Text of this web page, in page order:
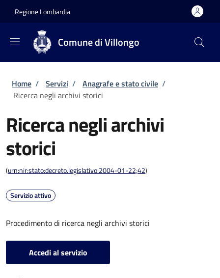
Regione Lombardia
Comune di Villongo
Briciole di pane
Home / Servizi / Anagrafe e stato civile /
Ricerca negli archivi storici
Ricerca negli archivi
storici
(urn:nir:stato:decreto.legislativo:2004-01-22;42)
Servizio attivo
Procedimento di ricerca negli archivi storici
Accedi al servizio